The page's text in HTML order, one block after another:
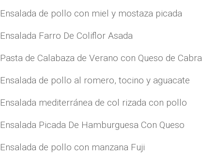
Ensalada de pollo con miel y mostaza picada
Ensalada Farro De Coliflor Asada
Pasta de Calabaza de Verano con Queso de Cabra
Ensalada de pollo al romero, tocino y aguacate
Ensalada mediterránea de col rizada con pollo
Ensalada Picada De Hamburguesa Con Queso
Ensalada de pollo con manzana Fuji